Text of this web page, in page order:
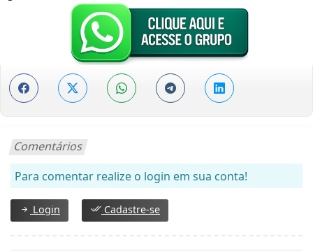
Comentários
Para comentar realize o login em sua conta!
Login Cadastre-se